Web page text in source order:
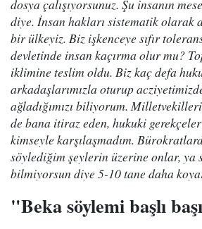
dosya çalışıyorsunuz. Şu insanın
diye. İnsan hakları sistematik olarak
bir ülkeyiz. Biz işkenceye sıfır
devletinde insan kaçırma olur mu?
iklimine teslim oldu. Biz kaç defa
arkadaşlarımızla oturup
ağladığımızı biliyorum.
de bana itiraz eden, hukuki
kimseyle karşılaşmadım.
söylediğim şeylerin üzerine onlar, ya
bilmiyorsun diye 5-10 tane daha
"Beka söylemi başlı